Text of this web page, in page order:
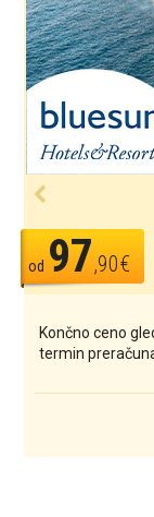
od 97,90€
Končno ceno
termin